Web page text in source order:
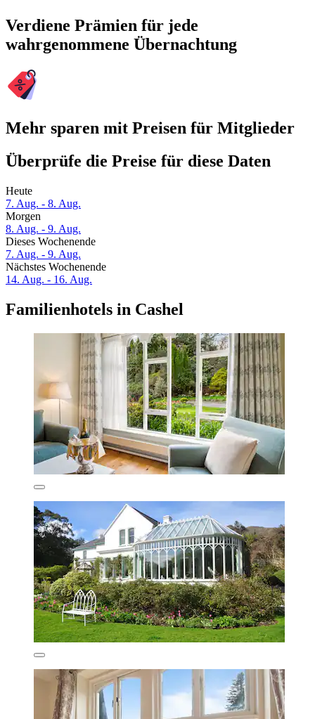
Verdiene Prämien für jede
wahrgenommene Übernachtung
Mehr sparen mit Preisen für Mitglieder
Überprüfe die Preise für diese Daten
Heute
7. Aug. - 8. Aug.
Morgen
8. Aug. - 9. Aug.
Dieses Wochenende
7. Aug. - 9. Aug.
Nächstes Wochenende
14. Aug. - 16. Aug.
Familienhotels in Cashel